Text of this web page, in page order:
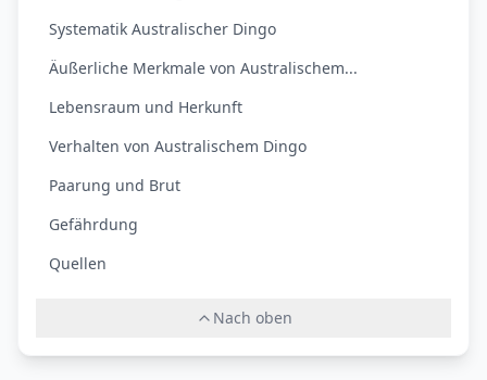
Systematik Australischer Dingo
Äußerliche Merkmale von Australischem...
Lebensraum und Herkunft
Verhalten von Australischem Dingo
Paarung und Brut
Gefährdung
Quellen
Nach oben